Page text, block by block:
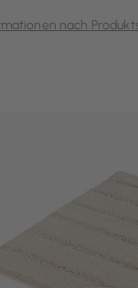
nach